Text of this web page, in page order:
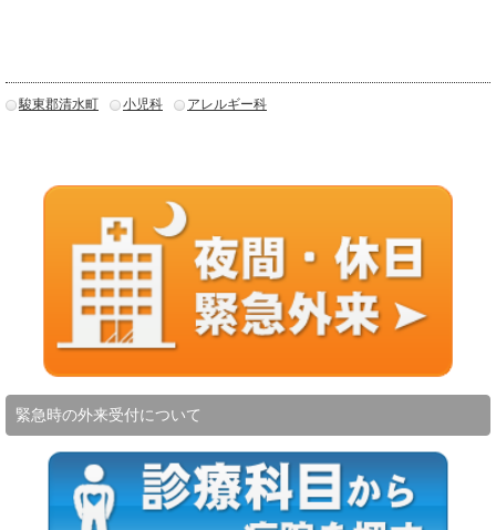
駿東郡清水町 小児科 アレルギー科
緊急時の外来受付について